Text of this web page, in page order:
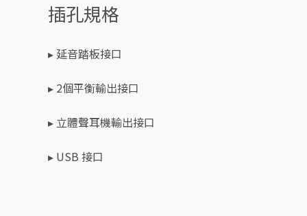
插孔規格
▸ 延音踏板接口
▸ 2個平衡輸出接口
▸ 立體聲耳機輸出接口
▸ USB 接口